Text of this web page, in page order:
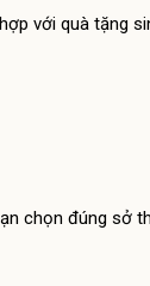
với quà tặng
chọn đúng sở